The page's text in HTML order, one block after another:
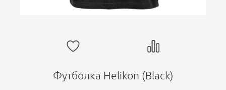
Футболка Helikon (Black)